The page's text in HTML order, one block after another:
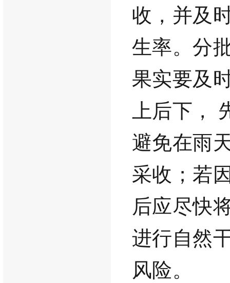
收，并及
生率。分
果实要及
上后下，
避免在雨
采收；若
后应尽快
进行自然
风险。